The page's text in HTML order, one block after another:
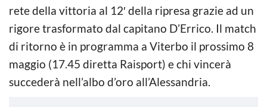
rete della vittoria al 12′ della ripresa grazie ad un
rigore trasformato dal capitano D’Errico. Il match
di ritorno è in programma a Viterbo il prossimo 8
maggio (17.45 diretta Raisport) e chi vincerà
succederà nell’albo d’oro all’Alessandria.